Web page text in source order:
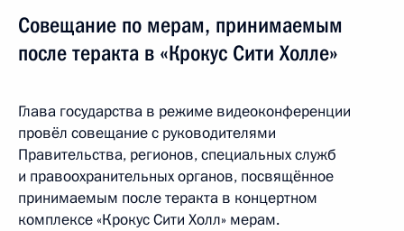
Совещание по мерам, принимаемым
после теракта в «Крокус Сити Холле»
Глава государства в режиме видеоконференции
провёл совещание с руководителями
Правительства, регионов, специальных служб
и правоохранительных органов, посвящённое
принимаемым после теракта в концертном
комплексе «Крокус Сити Холл» мерам.